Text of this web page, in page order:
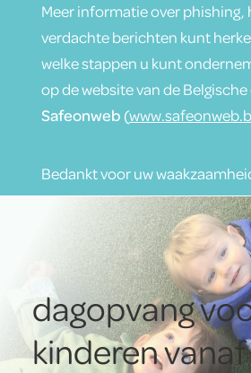
Meer informatie over phishing,
verdachte berichten kunt
welke stappen u kunt
op de website van de
Safeonweb (
Bedankt voor uw
dagopvang
kinderen